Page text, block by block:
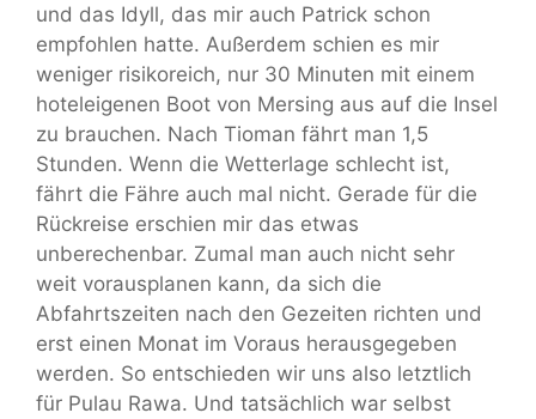
und das Idyll, das mir auch Patrick schon
empfohlen hatte. Außerdem schien es mir
weniger risikoreich, nur 30 Minuten mit einem
hoteleigenen Boot von Mersing aus auf die Insel
zu brauchen. Nach Tioman fährt man 1,5
Stunden. Wenn die Wetterlage schlecht ist,
fährt die Fähre auch mal nicht. Gerade für die
Rückreise erschien mir das etwas
unberechenbar. Zumal man auch nicht sehr
weit vorausplanen kann, da sich die
Abfahrtszeiten nach den Gezeiten richten und
erst einen Monat im Voraus herausgegeben
werden. So entschieden wir uns also letztlich
für Pulau Rawa. Und tatsächlich war selbst